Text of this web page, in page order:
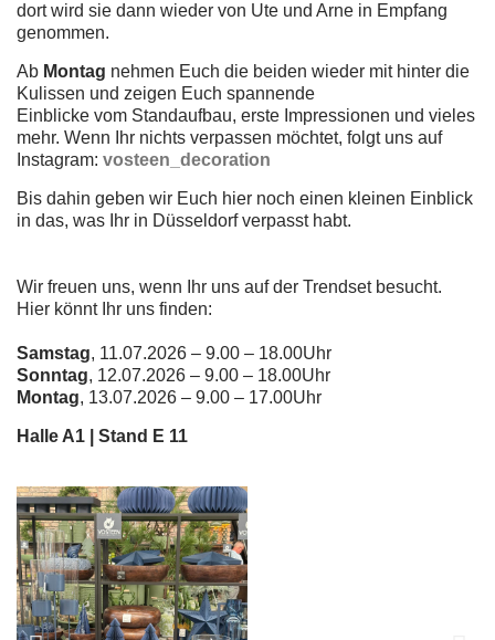
dort wird sie dann wieder von Ute und Arne in Empfang
genommen.
Ab Montag nehmen Euch die beiden wieder mit hinter die
Kulissen und zeigen Euch spannende
Einblicke vom Standaufbau, erste Impressionen und vieles
mehr. Wenn Ihr nichts verpassen möchtet, folgt uns auf
Instagram: vosteen_decoration
Bis dahin geben wir Euch hier noch einen kleinen Einblick
in das, was Ihr in Düsseldorf verpasst habt.
Wir freuen uns, wenn Ihr uns auf der Trendset besucht.
Hier könnt Ihr uns finden:
Samstag, 11.07.2026 – 9.00 – 18.00Uhr
Sonntag, 12.07.2026 – 9.00 – 18.00Uhr
Montag, 13.07.2026 – 9.00 – 17.00Uhr
Halle A1 | Stand E 11